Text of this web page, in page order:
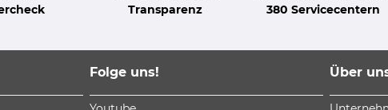
Transparenz
380 Servicecentern
Folge uns! Über